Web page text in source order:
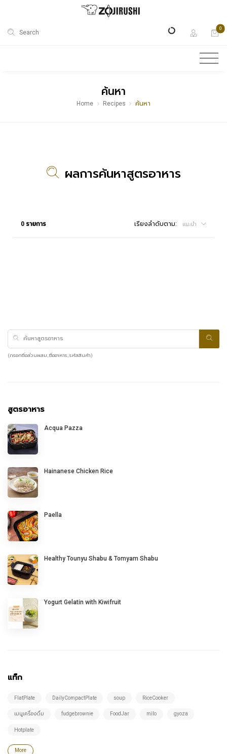
Search
0
ค้นหา
Home Recipes ค้นหา
ผลการค้นหาสูตรอาหาร
0 รายการ เรียงลำดับตาม: แนะนำ
(กรอกชื่อส่วนผสม, ชื่ออาหาร, รหัสสินค้า)
สูตรอาหาร
Acqua Pazza
Hainanese Chicken Rice
Paella
Healthy Tounyu Shabu & Tomyam Shabu
Yogurt Gelatin with Kiwifruit
แท็ก
FlatPlate DailyCompactPlate soup RiceCooker
เมนูเครื่องดื่ม fudgebrownie FoodJar milo gyoza
Hotplate
More